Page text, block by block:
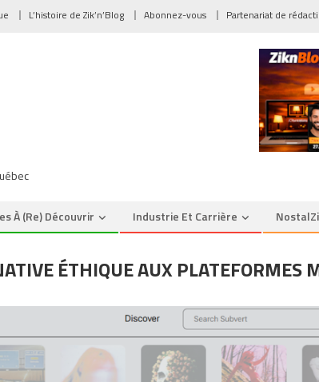
L’histoire de Zik’n’Blog Abonnez-vous Partenariat de
À (re) Découvrir Industrie Et Carrière
ÉTHIQUE AUX PLATEFORMES